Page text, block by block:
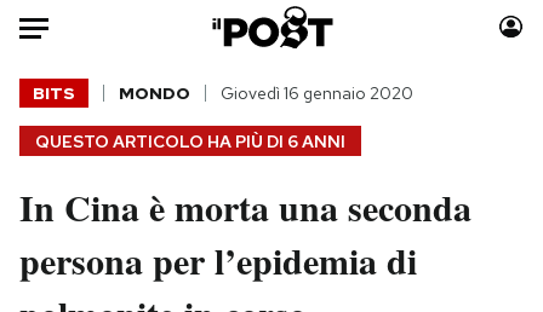
Auto
HOME
Italia
Politica
Tecnologia
Moda
Consumismi
QUESTO ARTICOLO HA PIÙ DI 6 ANNI
BITS MONDO Giovedì 16 gennaio 2020
In Cina è morta una seconda
persona per l’epidemia di